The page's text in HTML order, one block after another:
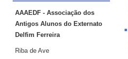
AAAEDF - Associação dos
Antigos Alunos do Externato
Delfim Ferreira
Riba de Ave